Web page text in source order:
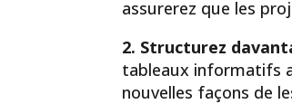
assurerez que les
2. Structurez
tableaux informatifs
nouvelles façons de